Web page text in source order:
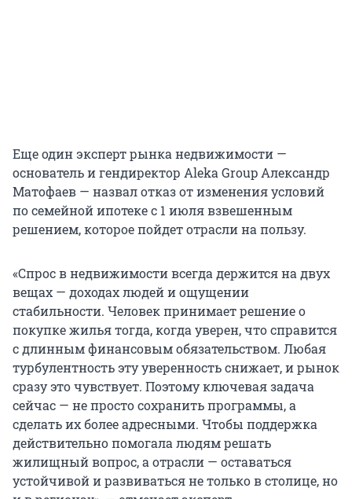
Еще один эксперт рынка недвижимости —
основатель и гендиректор Aleka Group Александр
Матофаев — назвал отказ от изменения условий
по семейной ипотеке с 1 июля взвешенным
решением, которое пойдет отрасли на пользу.
«Спрос в недвижимости всегда держится на двух
вещах — доходах людей и ощущении
стабильности. Человек принимает решение о
покупке жилья тогда, когда уверен, что справится
с длинным финансовым обязательством. Любая
турбулентность эту уверенность снижает, и рынок
сразу это чувствует. Поэтому ключевая задача
сейчас — не просто сохранить программы, а
сделать их более адресными. Чтобы поддержка
действительно помогала людям решать
жилищный вопрос, а отрасли — оставаться
устойчивой и развиваться не только в столице, но